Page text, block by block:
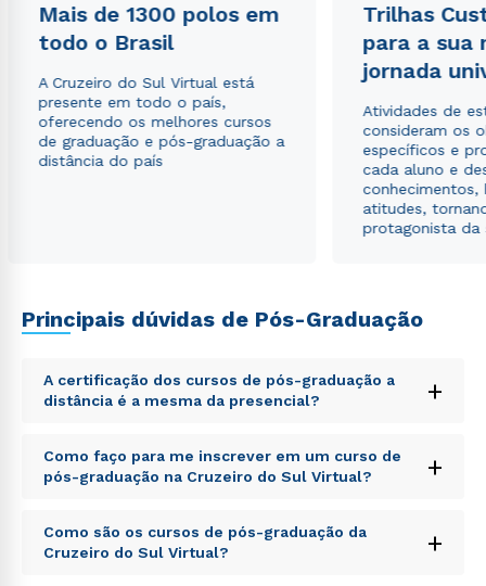
Mais de 1300 polos em
todo o Brasil
A Cruzeiro do Sul Virtual está
presente em todo o país,
oferecendo os melhores cursos
de graduação e pós-graduação a
distância do país
Trilhas
para a sua
jornada
Atividades de
consideram os
específicos e
cada aluno e
conhecimentos,
atitudes,
protagonista da
Principais dúvidas de Pós-Graduação
A certificação dos cursos de pós-graduação a
distância é a mesma da presencial?
+
Sed ut perspiciatis unde omnis iste natus error sit
voluptatem accusantium doloremque laudantium,
totam rem aperiam, eaque ipsa quae ab illo inventore
explicabo. Nemo enim ipsam voluptatem quia
voluptas sit aspernatur aut odit aut fugit, sed quia
Como faço para me inscrever em um curso de
pós-graduação na Cruzeiro do Sul Virtual?
+
Sed ut perspiciatis unde omnis iste natus error sit
voluptatem accusantium doloremque laudantium,
Como são os cursos de pós-graduação da
Cruzeiro do Sul Virtual?
+
Estou de acordo com a Política de Privacidade.
autorizo que meus dados sejam utilizados para o
envio de conteúdos da Cruzeiro do Sul.